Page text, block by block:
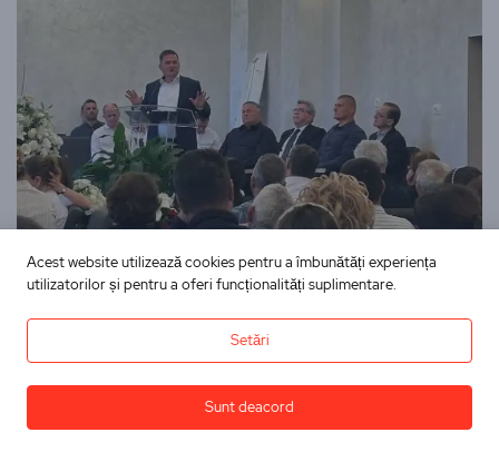
Acest website utilizează cookies pentru a îmbunătăți experiența
utilizatorilor și pentru a oferi funcționalități suplimentare.
Setări
Sunt deacord